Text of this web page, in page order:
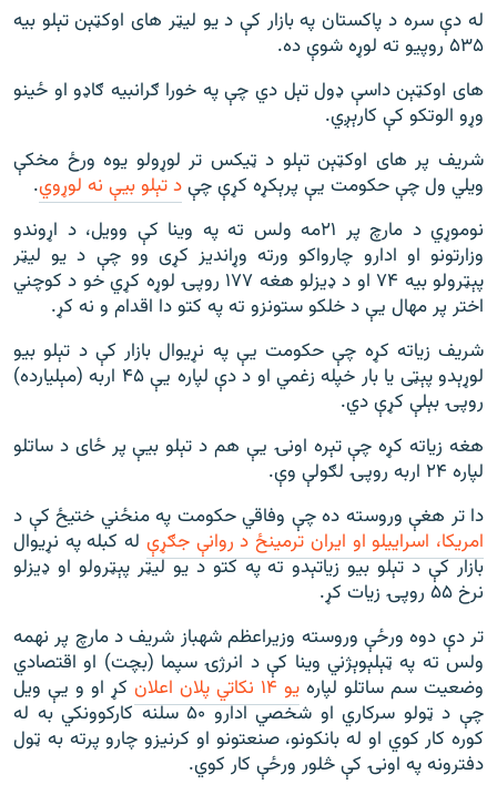
له دې سره د پاکستان په بازار کې د یو لیټر های اوکټېن تېلو بیه
۵۳۵ روپیو ته لوړه شوې ده.
های اوکټېن داسې ډول تېل دي چې په خورا ګرانبیه ګاډو او ځینو
وړو الوتکو کې کارېږي.
شریف پر های اوکټېن تېلو د ټیکس تر لوړولو یوه ورځ مخکې
ویلي ول چې حکومت یې پرېکړه کړې چېد تېلو بیې نه لوړوي.
نوموړي د مارچ پر ۲۱مه ولس ته په وینا کې وویل، د اړوندو
وزارتونو او ادارو چارواکو ورته وړاندیز کړی وو چې د یو لیټر
پېټرولو بیه ۷۴ او د ډیزلو هغه ۱۷۷ روپۍ لوړه کړي خو د کوچني
اختر پر مهال یې د خلکو ستونزو ته په کتو دا اقدام و نه کړ.
شریف زیاته کړه چې حکومت یې په نړیوال بازار کې د تېلو بیو
لوړېدو پېټی یا بار خپله زغمي او د دې لپاره یې ۴۵ اربه (مېلیارده)
روپۍ بېلې کړې دي.
هغه زیاته کړه چې تېره اونۍ یې هم د تېلو بیې پر ځای د ساتلو
لپاره ۲۴ اربه روپۍ لګولې وې.
دا تر هغې وروسته ده چې وفاقي حکومت په منځني ختیځ کې د
امریکا، اسراییلو او ایران ترمینځ د روانې جګړې له کبله په نړیوال
بازار کې د تېلو بیو زیاتېدو ته په کتو د یو لیټر پېټرولو او ډیزلو
نرخ ۵۵ روپۍ زیات کړ.
تر دې دوه ورځې وروسته وزیراعظم شهباز شریف د مارچ پر نهمه
ولس ته په ټېلېوېژني وینا کې د انرژۍ سپما (بچت) او اقتصادي
وضعیت سم ساتلو لپاره یو ۱۴ نکاتي پلان اعلان
کړ او و یې ویل
چې د ټولو سرکاري او شخصي ادارو ۵۰ سلنه کارکوونکي به له
کوره کار کوي او له بانکونو، صنعتونو او کرنیزو چارو پرته به ټول
دفترونه په اونۍ کې څلور ورځې کار کوي.